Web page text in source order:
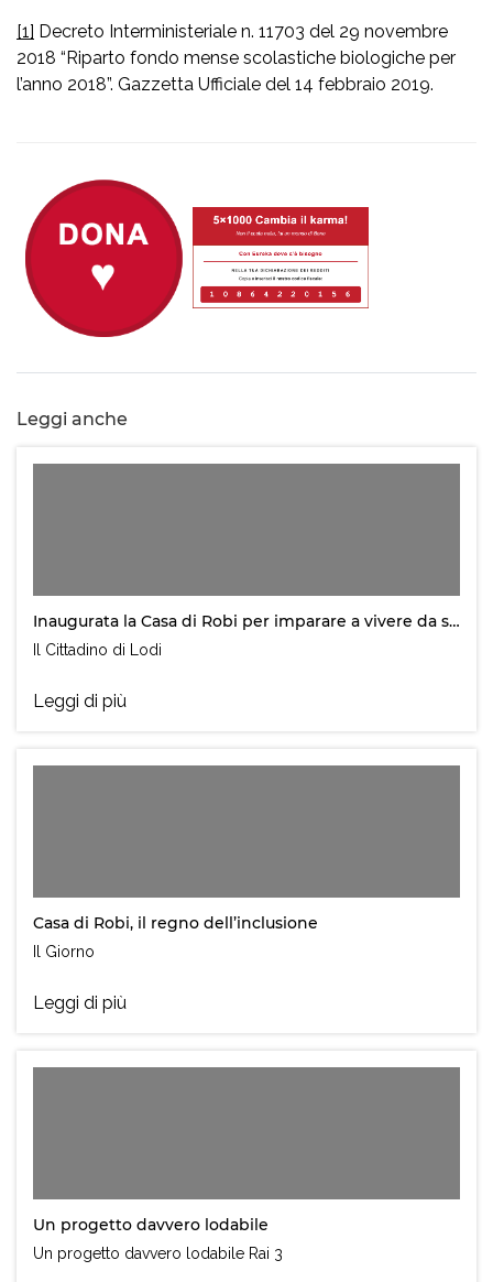
[1] Decreto Interministeriale n. 11703 del 29 novembre
2018 “Riparto fondo mense scolastiche biologiche per
l’anno 2018”. Gazzetta Ufficiale del 14 febbraio 2019.
Leggi anche
Inaugurata la Casa di Robi per imparare a vivere da soli
Il Cittadino di Lodi
Leggi di più
Casa di Robi, il regno dell’inclusione
Il Giorno
Leggi di più
Un progetto davvero lodabile
Un progetto davvero lodabile Rai 3